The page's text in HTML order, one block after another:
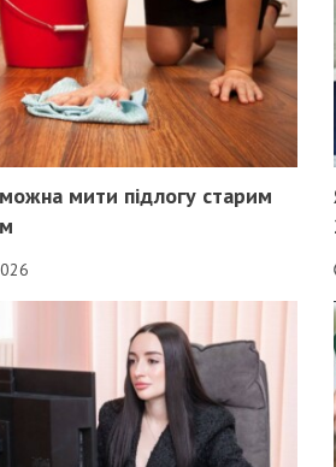
мити підлогу старим